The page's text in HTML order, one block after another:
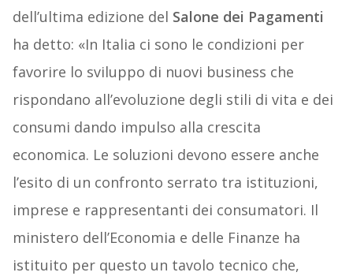
dell’ultima edizione del Salone dei Pagamenti
ha detto: «In Italia ci sono le condizioni per
favorire lo sviluppo di nuovi business che
rispondano all’evoluzione degli stili di vita e dei
consumi dando impulso alla crescita
economica. Le soluzioni devono essere anche
l’esito di un confronto serrato tra istituzioni,
imprese e rappresentanti dei consumatori. Il
ministero dell’Economia e delle Finanze ha
istituito per questo un tavolo tecnico che,